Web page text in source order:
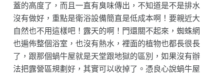
蓋的高度了，而且一直有臭味傳出，不知道是不是排水
沒有做好，重點是衛浴設備簡直是低成本啊！要親近大
自然也不用這樣吧！露天的啊！門還關不起來，蜘蛛網
也遍佈整個浴室，也沒有熱水，裡面的植物也都長很長
了，跟那個蝸牛屋就是天堂跟地獄的區別，如果沒有辦
法把露營區規劃好，其實可以收掉了。憑良心說蝸牛屋